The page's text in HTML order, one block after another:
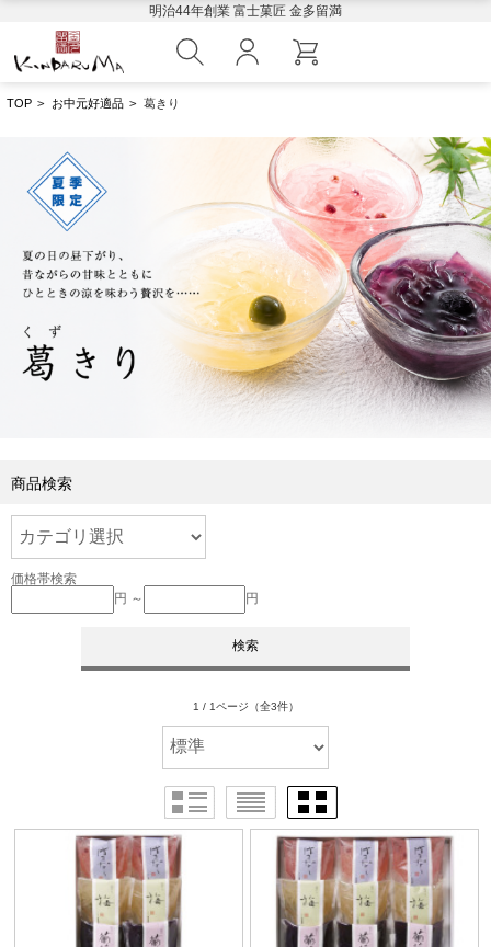
明治44年創業 富士菓匠 金多留満
TOP > お中元好適品 > 葛きり
商品検索
価格帯検索
円 ～
円
1 / 1ページ （全3件）